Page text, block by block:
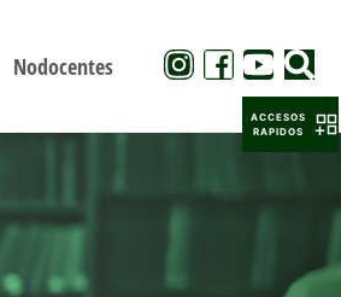
Nodocentes
ACCESOS
RAPIDOS